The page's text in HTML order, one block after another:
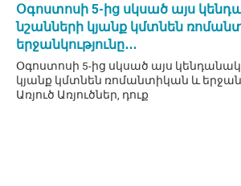
Օգոստոսի 5-ից սկսած այս
նշանների կյանք կմտնեն
երջանկությունը․․․
Օգոստոսի 5-ից սկսած այս
կյանք կմտնեն ռոմանտիկան և
Առյուծ Առյուծներ, դուք